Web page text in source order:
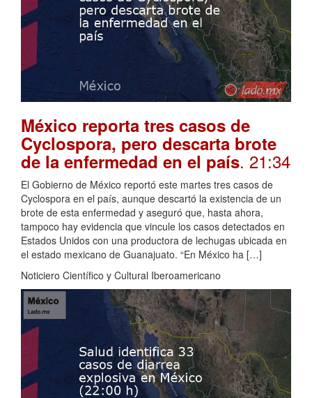
México reporta tres casos de
Cyclospora, pero descarta brote
de la enfermedad en el país. 21:34
El Gobierno de México reportó este martes tres casos de
Cyclospora en el país, aunque descartó la existencia de un
brote de esta enfermedad y aseguró que, hasta ahora,
tampoco hay evidencia que vincule los casos detectados en
Estados Unidos con una productora de lechugas ubicada en
el estado mexicano de Guanajuato. “En México ha […]
Noticiero Científico y Cultural Iberoamericano